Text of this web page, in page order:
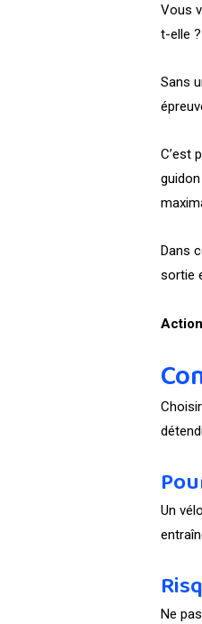
Vous
t-elle
Sans
C’est
Dans
sortie
Un
Ne